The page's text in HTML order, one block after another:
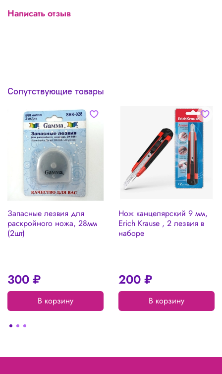
в наборе
Написать отзыв
Сопутствующие товары
Запасные лезвия для
раскройного ножа, 28мм
(2шт)
300 ₽
В корзину
Нож канцелярский 9 мм,
Erich Krause , 2 лезвия в
наборе
200 ₽
В корзину